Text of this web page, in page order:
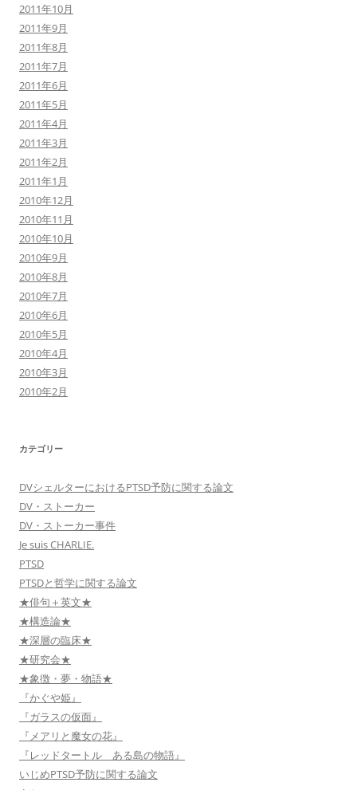
2011年10月
2011年9月
2011年8月
2011年7月
2011年6月
2011年5月
2011年4月
2011年3月
2011年2月
2011年1月
2010年12月
2010年11月
2010年10月
2010年9月
2010年8月
2010年7月
2010年6月
2010年5月
2010年4月
2010年3月
2010年2月
カテゴリー
DVシェルターにおけるPTSD予防に関する論文
DV・ストーカー
DV・ストーカー事件
Je suis CHARLIE.
PTSD
PTSDと哲学に関する論文
★俳句＋英文★
★構造論★
★深層の臨床★
★研究会★
★象徴・夢・物語★
『かぐや姫』
『ガラスの仮面』
『メアリと魔女の花』
『レッドタートル ある島の物語』
いじめPTSD予防に関する論文